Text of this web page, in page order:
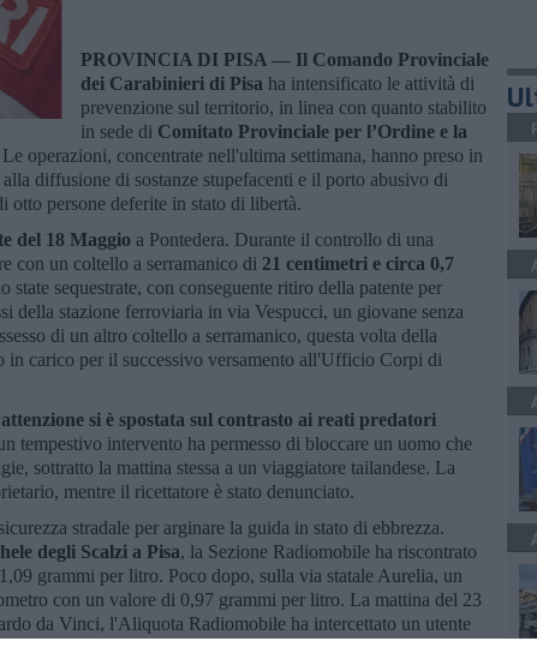
PROVINCIA DI PISA — Il Comando Provinciale
dei Carabinieri di Pisa ha intensificato le attività di
prevenzione sul territorio, in linea con quanto stabilito
in sede di Comitato Provinciale per l’Ordine e la
Le operazioni, concentrate nell'ultima settimana, hanno preso in
diffusione di sostanze stupefacenti e il porto abusivo di
persone deferite in stato di libertà.
del 18 Maggio a Pontedera. Durante il controllo di una
con un coltello a serramanico di 21 centimetri e circa 0,7
state sequestrate, con conseguente ritiro della patente per
della stazione ferroviaria in via Vespucci, un giovane senza
di un altro coltello a serramanico, questa volta della
in carico per il successivo versamento all'Ufficio Corpi di
si è spostata sul contrasto ai reati predatori
tempestivo intervento ha permesso di bloccare un uomo che
sottratto la mattina stessa a un viaggiatore tailandese. La
mentre il ricettatore è stato denunciato.
stradale per arginare la guida in stato di ebbrezza.
degli Scalzi a Pisa, la Sezione Radiomobile ha riscontrato
grammi per litro. Poco dopo, sulla via statale Aurelia, un
con un valore di 0,97 grammi per litro. La mattina del 23
da Vinci, l'Aliquota Radiomobile ha intercettato un utente
per litro. I controlli si sono conclusi nella notte del 24 Maggio